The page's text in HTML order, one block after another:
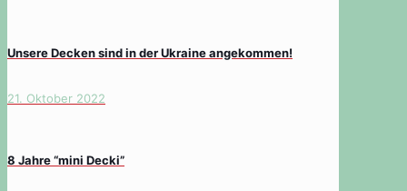
Unsere Decken sind in der Ukraine angekommen!
21. Oktober 2022
8 Jahre “mini Decki”